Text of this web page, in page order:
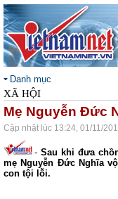
Danh mục
XÃ HỘI
Mẹ Nguyễn Đức
Cập nhật lúc 13:24, 01/11/
- Sau khi đưa
mẹ Nguyễn Đức Nghĩa
con tội lỗi.